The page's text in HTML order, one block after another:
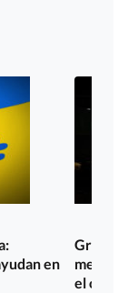
en
Grupo
el